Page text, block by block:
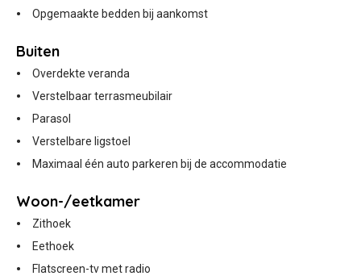
Opgemaakte bedden bij aankomst
Buiten
Overdekte veranda
Verstelbaar terrasmeubilair
Parasol
Verstelbare ligstoel
Maximaal één auto parkeren bij de accommodatie
Woon-/eetkamer
Zithoek
Eethoek
Flatscreen-tv met radio